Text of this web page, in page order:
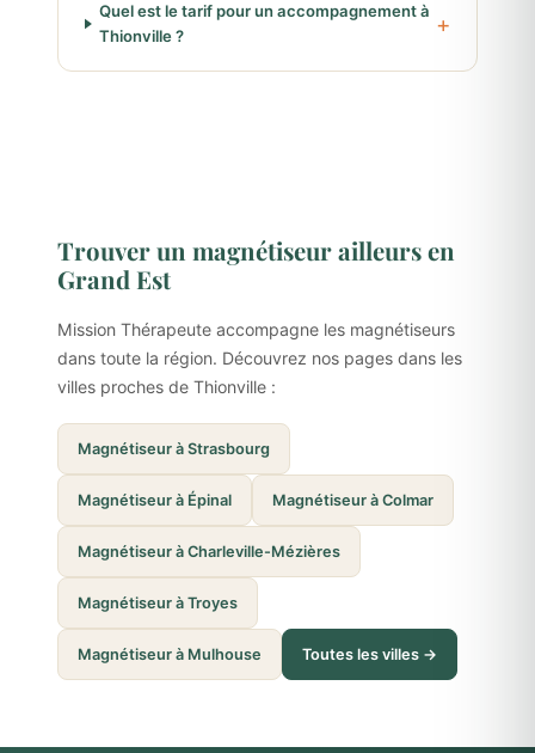
Quel est le tarif pour un accompagnement à
Thionville ?
Trouver un magnétiseur ailleurs en
Grand Est
Mission Thérapeute accompagne les magnétiseurs
dans toute la région. Découvrez nos pages dans les
villes proches de Thionville :
Magnétiseur à Strasbourg
Magnétiseur à Épinal Magnétiseur à Colmar
Magnétiseur à Charleville-Mézières
Magnétiseur à Troyes
Magnétiseur à Mulhouse Toutes les villes →